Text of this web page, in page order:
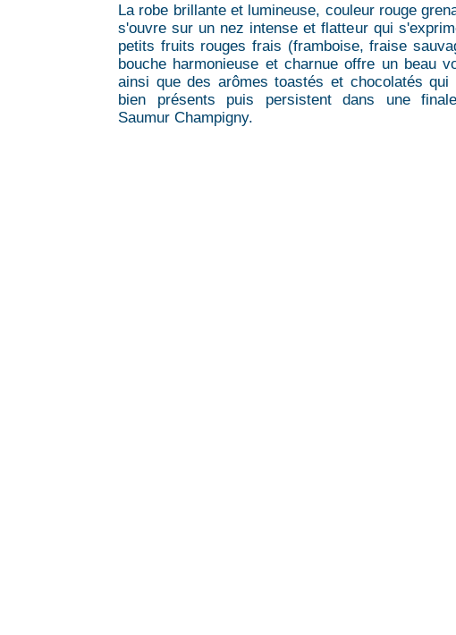
La robe brillante et lumineuse, couleur rouge
s'ouvre sur un nez intense et flatteur qui
petits fruits rouges frais (framboise, fraise
bouche harmonieuse et charnue offre un beau
ainsi que des arômes toastés et chocolatés qui
bien présents puis persistent dans une
Saumur Champigny.